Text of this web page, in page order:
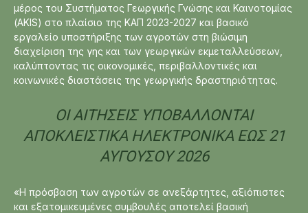
μέρος του Συστήματος Γεωργικής Γνώσης και Καινοτομίας
(AKIS) στο πλαίσιο της ΚΑΠ 2023-2027 και βασικό
εργαλείο υποστήριξης των αγροτών στη βιώσιμη
διαχείριση της γης και των γεωργικών εκμεταλλεύσεων,
καλύπτοντας τις οικονομικές, περιβαλλοντικές και
κοινωνικές διαστάσεις της γεωργικής δραστηριότητας.
ΟΙ ΑΙΤΉΣΕΙΣ ΥΠΟΒΆΛΛΟΝΤΑΙ
ΑΠΟΚΛΕΙΣΤΙΚΆ ΗΛΕΚΤΡΟΝΙΚΆ ΈΩΣ 21
ΑΥΓΟΎΣΟΥ 2026
«Η πρόσβαση των αγροτών σε ανεξάρτητες, αξιόπιστες
και εξατομικευμένες συμβουλές αποτελεί βασική